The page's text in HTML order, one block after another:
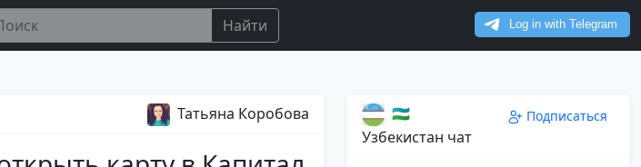
Найти
Татьяна Коробова
🇺🇿
Узбекистан чат
Подписаться